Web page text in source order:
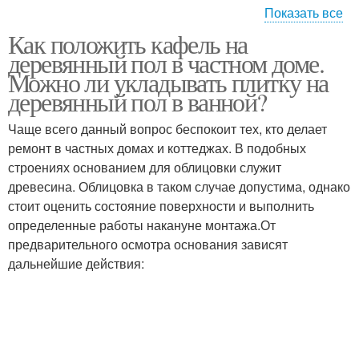
Подготовка под плитку
Показать все
Как положить кафель на
деревянный пол в частном доме.
Можно ли укладывать плитку на
деревянный пол в ванной?
Чаще всего данный вопрос беспокоит тех, кто делает
ремонт в частных домах и коттеджах. В подобных
строениях основанием для облицовки служит
древесина. Облицовка в таком случае допустима, однако
стоит оценить состояние поверхности и выполнить
определенные работы накануне монтажа.От
предварительного осмотра основания зависят
дальнейшие действия: